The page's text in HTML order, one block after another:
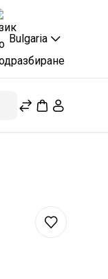
Bulgaria